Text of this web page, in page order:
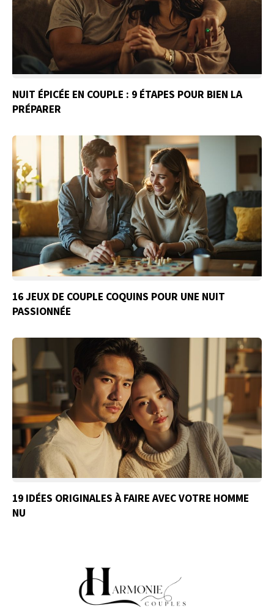
NUIT ÉPICÉE EN COUPLE : 9 ÉTAPES POUR BIEN LA
PRÉPARER
16 JEUX DE COUPLE COQUINS POUR UNE NUIT
PASSIONNÉE
19 IDÉES ORIGINALES À FAIRE AVEC VOTRE HOMME
NU